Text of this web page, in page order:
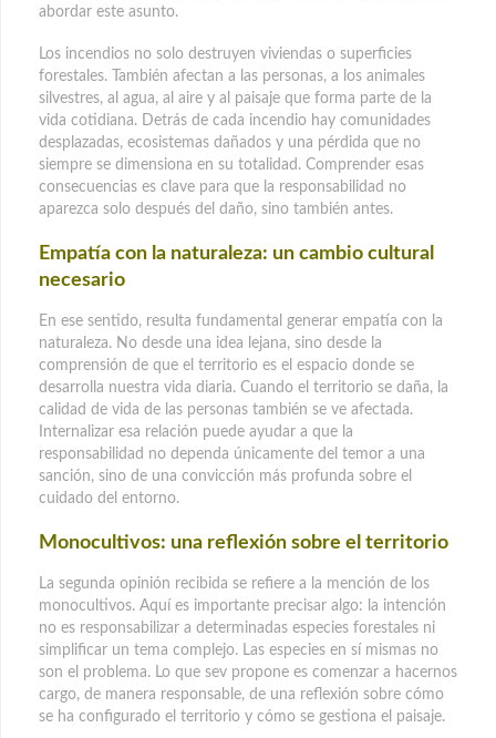
abordar este asunto.
Los incendios no solo destruyen viviendas o superficies
forestales. También afectan a las personas, a los animales
silvestres, al agua, al aire y al paisaje que forma parte de la
vida cotidiana. Detrás de cada incendio hay comunidades
desplazadas, ecosistemas dañados y una pérdida que no
siempre se dimensiona en su totalidad. Comprender esas
consecuencias es clave para que la responsabilidad no
aparezca solo después del daño, sino también antes.
Empatía con la naturaleza: un cambio cultural
necesario
En ese sentido, resulta fundamental generar empatía con la
naturaleza. No desde una idea lejana, sino desde la
comprensión de que el territorio es el espacio donde se
desarrolla nuestra vida diaria. Cuando el territorio se daña, la
calidad de vida de las personas también se ve afectada.
Internalizar esa relación puede ayudar a que la
responsabilidad no dependa únicamente del temor a una
sanción, sino de una convicción más profunda sobre el
cuidado del entorno.
Monocultivos: una reflexión sobre el territorio
La segunda opinión recibida se refiere a la mención de los
monocultivos. Aquí es importante precisar algo: la intención
no es responsabilizar a determinadas especies forestales ni
simplificar un tema complejo. Las especies en sí mismas no
son el problema. Lo que sev propone es comenzar a hacernos
cargo, de manera responsable, de una reflexión sobre cómo
se ha configurado el territorio y cómo se gestiona el paisaje.